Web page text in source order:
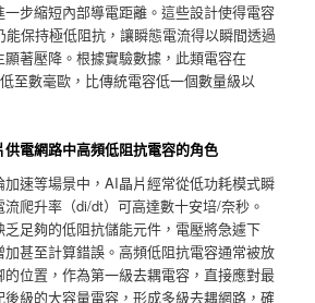
步縮短內部導電距離。這些設計使得電容
保持極低阻抗，讓瞬態電流得以瞬間透過
著壓降。根據實驗數據，此類電容在
至數毫歐，比傳統電容低一個數量級以
電網路中高頻低阻抗電容的角色
速等場景中，AI晶片經常從低功耗模式瞬
爬升率（di/dt）可高達數十安培/奈秒。
足夠的低阻抗儲能元件，電壓將急遽下
甚至計算錯誤。高頻低阻抗電容通常被放
位置，作為第一級去耦電容，直接應對最
級的大容量電容，形成多級去耦網路，確